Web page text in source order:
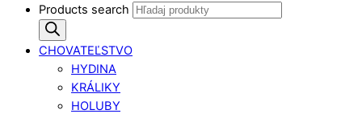
Products search
CHOVATEĽSTVO
HYDINA
KRÁLIKY
HOLUBY